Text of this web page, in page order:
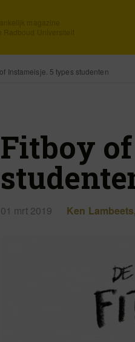
Instameisje. 5 types studenten
Fitboy
01 mrt 2019 Ken Lambeets